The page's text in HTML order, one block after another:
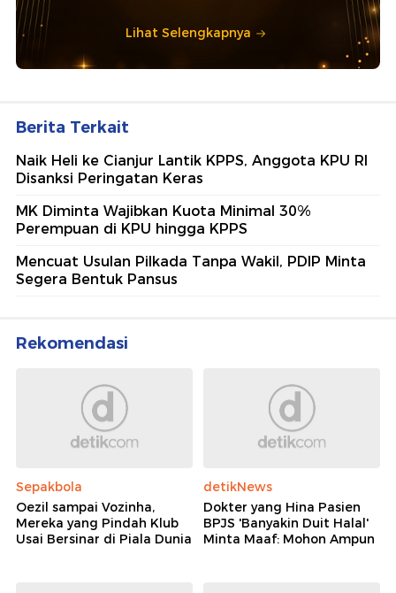
Lihat Selengkapnya
Berita Terkait
Naik Heli ke Cianjur Lantik KPPS, Anggota KPU RI
Disanksi Peringatan Keras
MK Diminta Wajibkan Kuota Minimal 30%
Perempuan di KPU hingga KPPS
Mencuat Usulan Pilkada Tanpa Wakil, PDIP Minta
Segera Bentuk Pansus
Rekomendasi
Sepakbola
Oezil sampai Vozinha,
Mereka yang Pindah Klub
Usai Bersinar di Piala Dunia
detikNews
Dokter yang Hina Pasien
BPJS 'Banyakin Duit Halal'
Minta Maaf: Mohon Ampun